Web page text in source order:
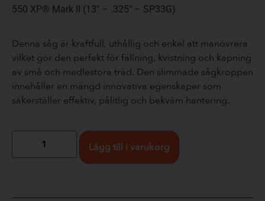
550 XP® Mark II (13″ – .325″ – SP33G)
Denna såg är kraftfull, uthållig och enkel att manövrera
vilket gör den perfekt för fällning, kvistning och kapning
av små och medlestora träd. Den slimmade sågkroppen
innehåller en mängd innovativa egenskaper som
säkerställer effektiv, pålitlig och bekväm hantering.
Lägg till i varukorg